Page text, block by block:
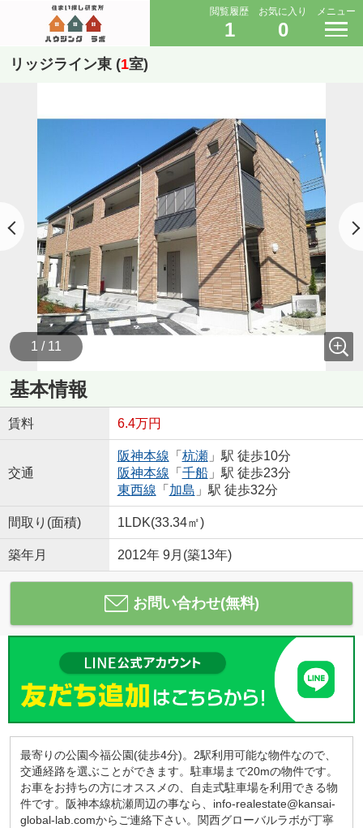
閲覧履歴
1
お気に入り
0
メニュー
リッジライン東 (1室)
1 / 11
基本情報
賃料 6.4万円
交通
阪神本線 「 杭瀬」駅 徒歩10分
阪神本線 「 千船」駅 徒歩23分
東西線 「 加島 」駅 徒歩32分
間取り(面積) 1LDK(33.34㎡)
築年月 2012年 9月(築13年)
お問い合わせ(無料)
最寄りの公園今福公園(徒歩4分)。2駅利用可能な物件なので、
交通経路を選ぶことができます。駐車場まで20mの物件です。
お車をお持ちの方にオススメの、自走式駐車場を利用できる物
件です。阪神本線杭瀬周辺の事なら、info-realestate@kansai-
global-lab.comからご連絡下さい。関西グローバルラボが丁寧